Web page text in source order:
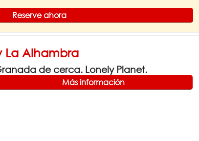
Reserve ahora
La Alhambra
de cerca. Lonely Planet.
Más información